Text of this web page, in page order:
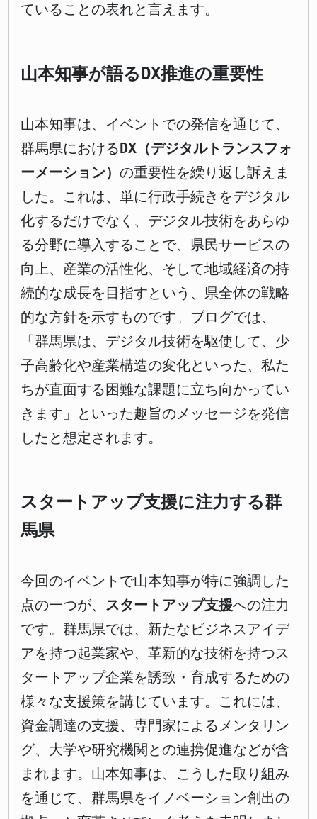
ていることの表れと言えます。
山本知事が語るDX推進の重要性
山本知事は、イベントでの発信を通じて、
群馬県におけるDX（デジタルトランスフォ
ーメーション） の重要性を繰り返し訴えま
した。これは、単に行政手続きをデジタル
化するだけでなく、デジタル技術をあらゆ
る分野に導入することで、県民サービスの
向上、産業の活性化、そして地域経済の持
続的な成長を目指すという、県全体の戦略
的な方針を示すものです。ブログでは、
「群馬県は、デジタル技術を駆使して、少
子高齢化や産業構造の変化といった、私た
ちが直面する困難な課題に立ち向かってい
きます」といった趣旨のメッセージを発信
したと想定されます。
スタートアップ支援に注力する群
馬県
今回のイベントで山本知事が特に強調した
点の一つが、 スタートアップ支援への注力
です。群馬県では、新たなビジネスアイデ
アを持つ起業家や、革新的な技術を持つス
タートアップ企業を誘致・育成するための
様々な支援策を講じています。これには、
資金調達の支援、専門家によるメンタリン
グ、大学や研究機関との連携促進などが含
まれます。山本知事は、こうした取り組み
を通じて、群馬県をイノベーション創出の